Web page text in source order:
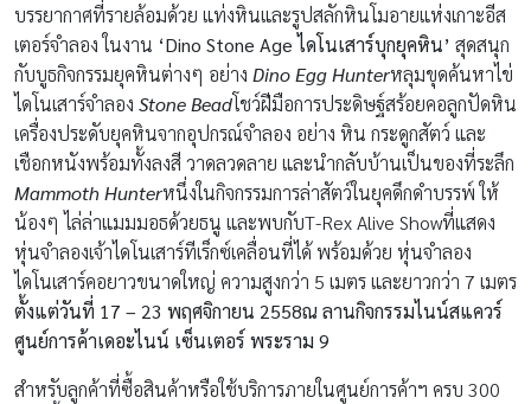
บรรยากาศที่รายล้อมด้วย แท่งหินและรูปสลักหินโมอายแห่งเกาะอีส
เตอร์จำลอง ในงาน ‘Dino Stone Age ไดโนเสาร์บุกยุคหิน’ สุดสนุก
กับบูธกิจกรรมยุคหินต่างๆ อย่าง Dino Egg Hunterหลุมขุดค้นหาไข่
ไดโนเสาร์จำลอง Stone Beadโชว์ฝีมือการประดิษฐ์สร้อยคอลูกปัดหิน
เครื่องประดับยุคหินจากอุปกรณ์จำลอง อย่าง หิน กระดูกสัตว์ และ
เชือกหนังพร้อมทั้งลงสี วาดลวดลาย และนำกลับบ้านเป็นของที่ระลึก
Mammoth Hunterหนึ่งในกิจกรรมการล่าสัตว์ในยุคดึกดำบรรพ์ ให้
น้องๆ ไล่ล่าแมมมอธด้วยธนู และพบกับT-Rex Alive Showที่แสดง
หุ่นจำลองเจ้าไดโนเสาร์ทีเร็กซ์เคลื่อนที่ได้ พร้อมด้วย หุ่นจำลอง
ไดโนเสาร์คอยาวขนาดใหญ่ ความสูงกว่า 5 เมตร และยาวกว่า 7 เมตร
ตั้งแต่วันที่ 17 – 23 พฤศจิกายน 2558ณ ลานกิจกรรมไนน์สแควร์
ศูนย์การค้าเดอะไนน์ เซ็นเตอร์ พระราม 9
สำหรับลูกค้าที่ซื้อสินค้าหรือใช้บริการภายในศูนย์การค้าฯ ครบ 300